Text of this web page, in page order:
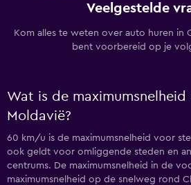
Veelgestelde
Kom alles te weten over auto huren in
bent voorbereid op je
Wat is de maximumsnelheid
Moldavië?
60 km/u is de maximumsnelheid voor
ook geldt voor omliggende steden en
centrums. De maximumsnelheid in de
maximumsnelheid op de snelweg rond